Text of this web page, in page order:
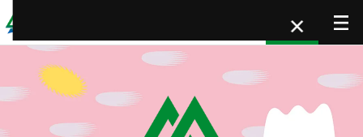
ENTRY
×
エントリー情報